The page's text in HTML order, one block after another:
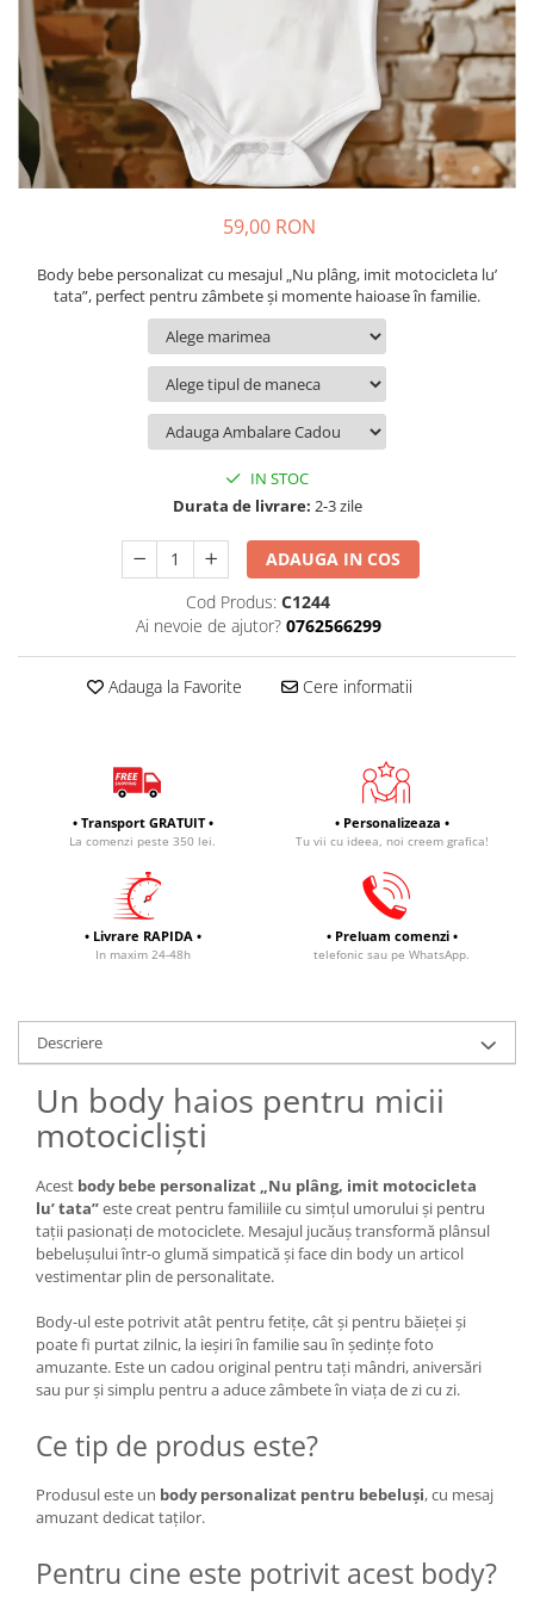
Body bebelusi personalizate
Perne personalizate
Plusuri personalizate
Agende personalizate
Etichete pentru sticla de vin
Cadouri Personalizate Unice
Cadouri pentru Doctori
Cadouri Pensionare
Cadouri Profesori
59,00 RON
Body bebe personalizat cu mesajul „Nu plâng, imit motocicleta lu’
tata”, perfect pentru zâmbete și momente haioase în familie.
IN STOC
Durata de livrare: 2-3 zile
ADAUGA IN COS
Cod Produs: C1244
Ai nevoie de ajutor? 0762566299
Adauga la Favorite Cere informatii
• Transport GRATUIT •
La comenzi peste 350 lei.
• Personalizeaza •
Tu vii cu ideea, noi creem grafica!
• Livrare RAPIDA •
In maxim 24-48h
• Preluam comenzi •
telefonic sau pe WhatsApp.
Descriere
Un body haios pentru micii
motocicliști
Acest body bebe personalizat „Nu plâng, imit motocicleta
lu’ tata”este creat pentru familiile cu simțul umorului și pentru
tații pasionați de motociclete. Mesajul jucăuș transformă plânsul
bebelușului într-o glumă simpatică și face din body un articol
vestimentar plin de personalitate.
Body-ul este potrivit atât pentru fetițe, cât și pentru băieței și
poate fi purtat zilnic, la ieșiri în familie sau în ședințe foto
amuzante. Este un cadou original pentru tați mândri, aniversări
sau pur și simplu pentru a aduce zâmbete în viața de zi cu zi.
Ce tip de produs este?
Produsul este un body personalizat pentru bebeluși, cu mesaj
amuzant dedicat taților.
Pentru cine este potrivit acest body?